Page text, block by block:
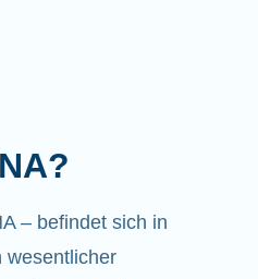
– befindet sich in
wesentlicher